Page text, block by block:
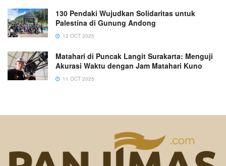
130 Pendaki Wujudkan Solidaritas untuk
Palestina di Gunung Andong
12 OCT 2025
Matahari di Puncak Langit Surakarta: Menguji
Akurasi Waktu dengan Jam Matahari Kuno
11 OCT 2025